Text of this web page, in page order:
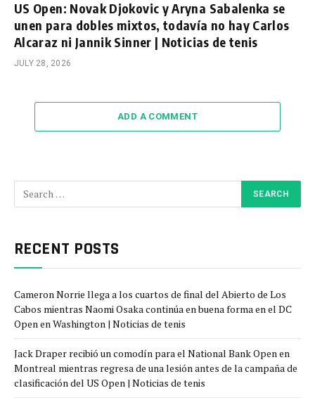
US Open: Novak Djokovic y Aryna Sabalenka se
unen para dobles mixtos, todavía no hay Carlos
Alcaraz ni Jannik Sinner | Noticias de tenis
JULY 28, 2026
ADD A COMMENT
RECENT POSTS
Cameron Norrie llega a los cuartos de final del Abierto de Los
Cabos mientras Naomi Osaka continúa en buena forma en el DC
Open en Washington | Noticias de tenis
Jack Draper recibió un comodín para el National Bank Open en
Montreal mientras regresa de una lesión antes de la campaña de
clasificación del US Open | Noticias de tenis